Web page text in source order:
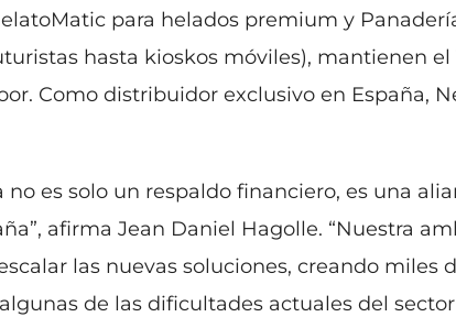
para helados premium y
hasta kioskos móviles), mantienen el
Como distribuidor exclusivo en España,
es solo un respaldo financiero, es una
afirma Jean Daniel Hagolle. “Nuestra
las nuevas soluciones, creando miles
de las dificultades actuales del